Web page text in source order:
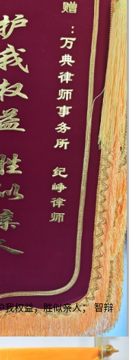
我权益，胜似亲人； 智辩